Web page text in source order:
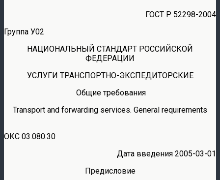
ГОСТ Р 52298-2004
Группа У02
НАЦИОНАЛЬНЫЙ СТАНДАРТ РОССИЙСКОЙ
ФЕДЕРАЦИИ
УСЛУГИ ТРАНСПОРТНО-ЭКСПЕДИТОРСКИЕ
Общие требования
Transport and forwarding services. General requirements
ОКС 03.080.30
Дата введения 2005-03-01
Предисловие